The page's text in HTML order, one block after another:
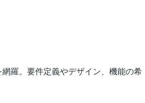
羅。要件定義やデザイン、機能の希